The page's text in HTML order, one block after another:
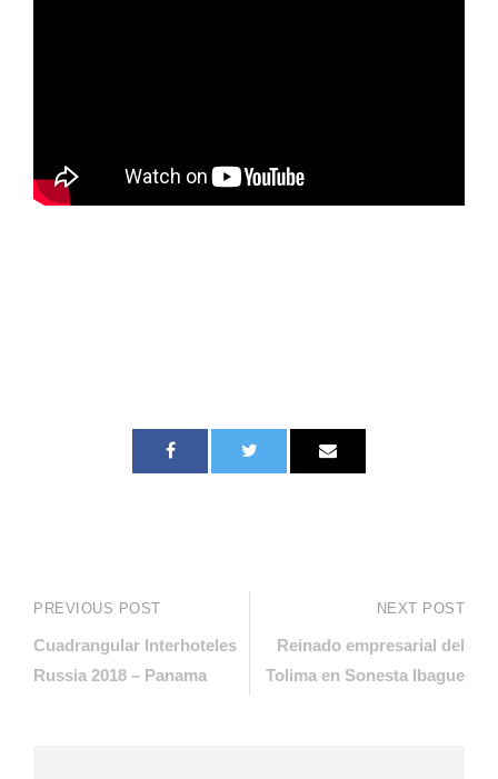
PREVIOUS POST
Cuadrangular Interhoteles
Russia 2018 – Panama
NEXT POST
Reinado empresarial del
Tolima en Sonesta Ibague